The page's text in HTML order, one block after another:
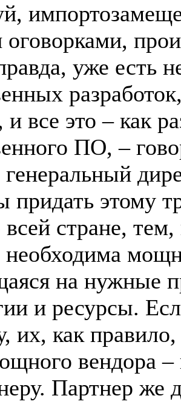
оговорками,
уже есть
все это – как
ПО, –
генеральный
придать этому
стране,
на нужные
и ресурсы.
их, как
вендора –
Партнер же